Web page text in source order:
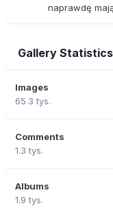
naprawdę
Gallery Statistics
Images
65.3 tys.
Comments
1.3 tys.
Albums
1.9 tys.